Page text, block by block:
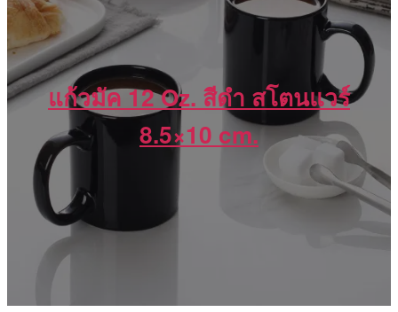
แก้วมัค 12 Oz. สีดำ สโตนแวร์
8.5×10 cm.